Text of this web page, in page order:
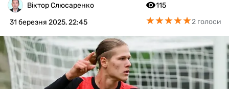
БУКМЕКЕРИ
Віктор Слюсаренко
31 березня 2025, 22:45
115
★★★★★
★★★★★2 голоси